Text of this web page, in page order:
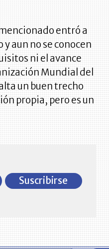
entró a
aun no se conocen
ni el avance
Mundial del
un buen trecho
propia, pero es un
general y detallado de las 10.000
ColombiaSuscribirse